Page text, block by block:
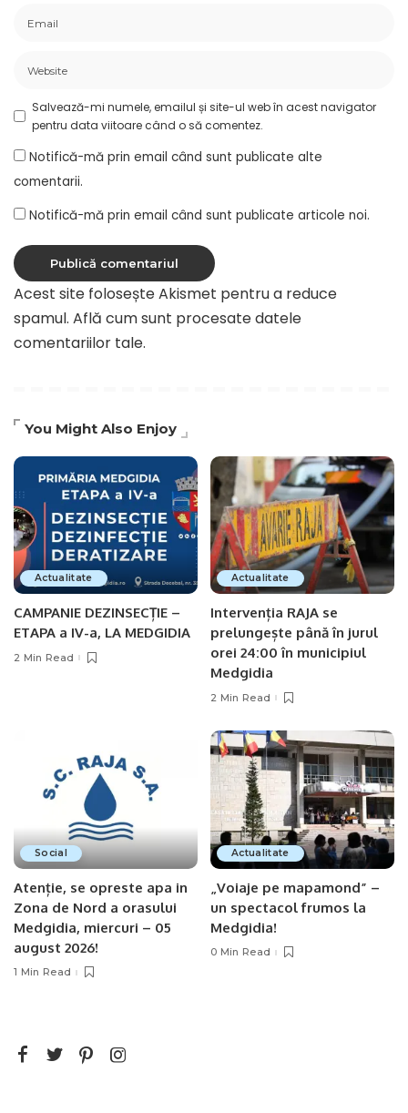
Salvează-mi numele, emailul și site-ul web în acest navigator
pentru data viitoare când o să comentez.
Notifică-mă prin email când sunt publicate alte
comentarii.
Notifică-mă prin email când sunt publicate articole noi.
Acest site folosește Akismet pentru a reduce
spamul. Află cum sunt procesate datele
comentariilor tale.
You Might Also Enjoy
Actualitate
CAMPANIE DEZINSECȚIE –
ETAPA a IV-a, LA MEDGIDIA
2 Min Read
Actualitate
Intervenția RAJA se
prelungește până în jurul
orei 24:00 în municipiul
Medgidia
2 Min Read
Social
Atenție, se opreste apa in
Zona de Nord a orasului
Medgidia, miercuri – 05
august 2026!
1 Min Read
Actualitate
„Voiaje pe mapamond” –
un spectacol frumos la
Medgidia!
0 Min Read